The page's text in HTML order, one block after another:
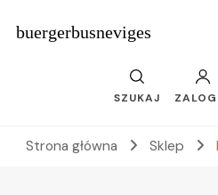
buergerbusneviges
SZUKAJ
Strona główna Sklep